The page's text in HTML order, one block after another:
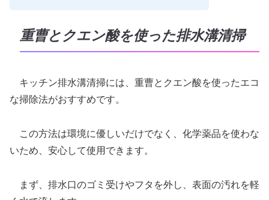
重曹とクエン酸を使った排水溝清掃
キッチン排水溝清掃には、重曹とクエン酸を使ったエコ
な掃除法がおすすめです。
この方法は環境に優しいだけでなく、化学薬品を使わな
いため、安心して使用できます。
まず、排水口のゴミ受けやフタを外し、表面の汚れを軽